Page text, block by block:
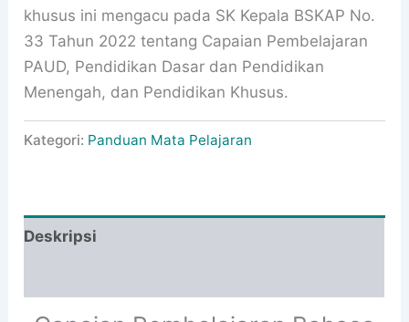
khusus ini mengacu pada SK Kepala BSKAP No.
33 Tahun 2022 tentang Capaian Pembelajaran
PAUD, Pendidikan Dasar dan Pendidikan
Menengah, dan Pendidikan Khusus.
Kategori: Panduan Mata Pelajaran
Deskripsi